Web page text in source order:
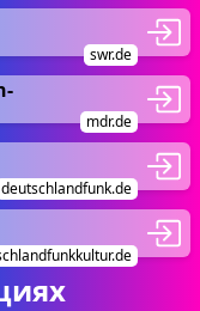
swr.de
mdr.de
deutschlandfunk.de